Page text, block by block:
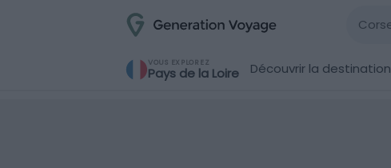
VOUS EXPLOREZ
Pays de la Loire Découvrir la destination